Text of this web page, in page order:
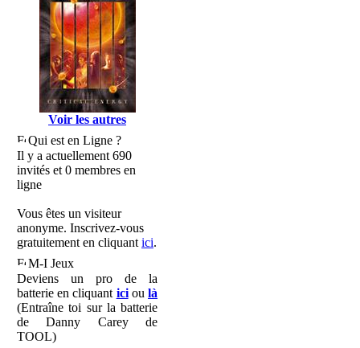
Voir les autres
Qui est en Ligne ?
Il y a actuellement 690
invités et 0 membres en
ligne
Vous êtes un visiteur
anonyme. Inscrivez-vous
gratuitement en cliquant ici.
M-I Jeux
Deviens un pro de la
batterie en cliquant icioulà
(Entraîne toi sur la batterie
de Danny Carey de
TOOL)